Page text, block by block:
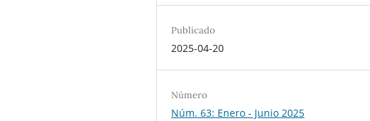
Publicado
2025-04-20
Número
Núm. 63: Enero - Junio 2025